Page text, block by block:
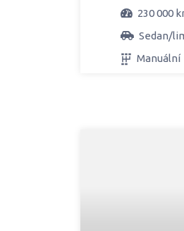
230 000
Sedan/
Manuální